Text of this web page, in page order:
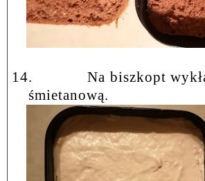
14.
Na biszkopt
śmietanową.